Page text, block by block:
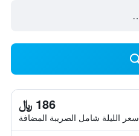
186 ﷼
سعر الليلة شامل الصريبة المضافة